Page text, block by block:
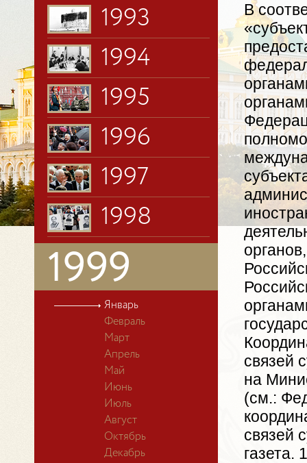
1993
1994
1995
1996
1997
1998
1999
Январь
Февраль
Март
Апрель
Май
Июнь
Июль
Август
Октябрь
Декабрь
В
связей
на
(см.:
связей
газета.